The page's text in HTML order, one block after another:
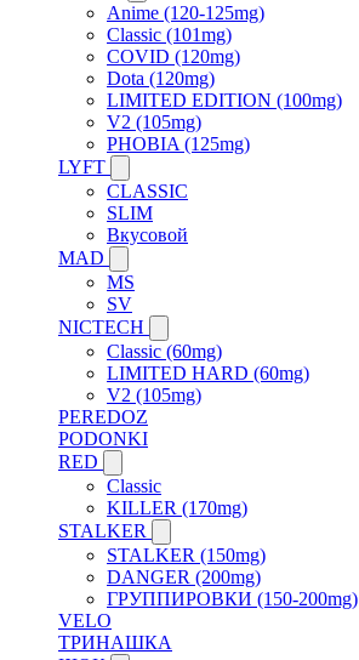
Anime (120-125mg)
Classic (101mg)
COVID (120mg)
Dota (120mg)
LIMITED EDITION (100mg)
V2 (105mg)
PHOBIA (125mg)
LYFT
CLASSIC
SLIM
Вкусовой
MAD
MS
SV
NICTECH
Classic (60mg)
LIMITED HARD (60mg)
V2 (105mg)
PEREDOZ
PODONKI
RED
Classic
KILLER (170mg)
STALKER
STALKER (150mg)
DANGER (200mg)
ГРУППИРОВКИ (150-200mg)
VELO
ТРИНАШКА